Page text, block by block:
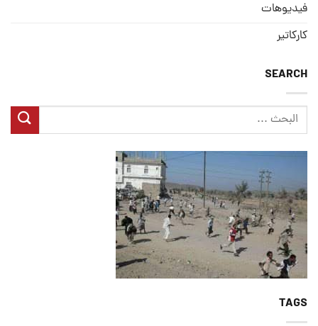
فيديوهات
كاركاتير
SEARCH
TAGS